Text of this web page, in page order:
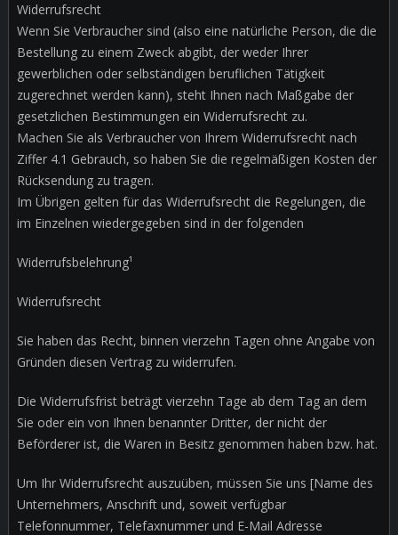
Widerrufsrecht
Wenn Sie Verbraucher sind (also eine natürliche Person, die die
Bestellung zu einem Zweck abgibt, der weder Ihrer
gewerblichen oder selbständigen beruflichen Tätigkeit
zugerechnet werden kann), steht Ihnen nach Maßgabe der
gesetzlichen Bestimmungen ein Widerrufsrecht zu.
Machen Sie als Verbraucher von Ihrem Widerrufsrecht nach
Ziffer 4.1 Gebrauch, so haben Sie die regelmäßigen Kosten der
Rücksendung zu tragen.
Im Übrigen gelten für das Widerrufsrecht die Regelungen, die
im Einzelnen wiedergegeben sind in der folgenden
Widerrufsbelehrung¹
Widerrufsrecht
Sie haben das Recht, binnen vierzehn Tagen ohne Angabe von
Gründen diesen Vertrag zu widerrufen.
Die Widerrufsfrist beträgt vierzehn Tage ab dem Tag an dem
Sie oder ein von Ihnen benannter Dritter, der nicht der
Beförderer ist, die Waren in Besitz genommen haben bzw. hat.
Um Ihr Widerrufsrecht auszuüben, müssen Sie uns [Name des
Unternehmers, Anschrift und, soweit verfügbar
Telefonnummer, Telefaxnummer und E-Mail Adresse